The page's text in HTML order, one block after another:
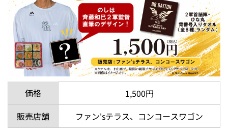
価格
1,500円
販売店舗
ファン'sテラス、コンコースワゴン